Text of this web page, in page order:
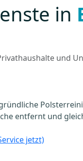
in
und
entfernt und
jetzt)